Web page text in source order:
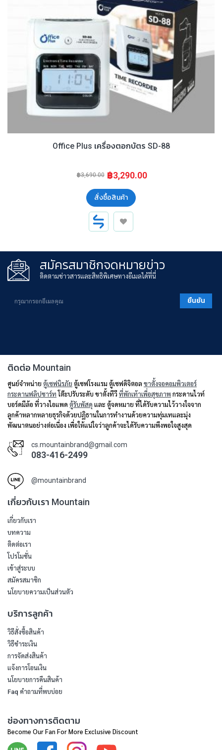
Office Plus เครื่องตอกบัตร SD-88
฿3,290.00
฿3,690.00
สั่งซื้อสินค้า
สมัครสมาชิกจดหมายข่าว
ติดตามข่าวสารและสิทธิพิเศษทางอีเมลได้ที่นี่
ยืนยัน
ติดต่อ Mountain
ศูนย์จำหน่าย ตู้เซฟนิรภัย ตู้เซฟโรงแรม ตู้เซฟดิจิตอล ขาตั้งจอคอมพิวเตอร์
กระดานฟลิปชาร์ทโต๊ะปรับระดับ ขาตั้งทีวี ที่พักเท้าเพื่อสุขภาพ กระดานไวท์
บอร์ดมีล้อ ที่วางไอแพด ตู้รับพัสดุ และ ตู้จดหมาย ที่ได้รับความไว้วางใจจาก
ลูกค้าหลากหลายธุรกิจด้วยปฏิธานในการทำงานด้วยความทุ่มเทและมุ่ง
พัฒนาตนอย่างต่อเนื่อง เพื่อให้แน่ใจว่าลูกค้าจะได้รับความพึงพอใจสูงสุด
cs.mountainbrand@gmail.com
083-416-2499
@mountainbrand
เกี่ยวกับเรา Mountain
เกี่ยวกับเรา
บทความ
ติดต่อเรา
โปรโมชั่น
เข้าสู่ระบบ
สมัครสมาชิก
นโยบายความเป็นส่วนตัว
บริการลูกค้า
วิธีสั่งซื้อสินค้า
วิธีชำระเงิน
การจัดส่งสินค้า
แจ้งการโอนเงิน
นโยบายการคืนสินค้า
Faq คำถามที่พบบ่อย
ช่องทางการติดตาม
Become Our Fan For More Exclusive Discount